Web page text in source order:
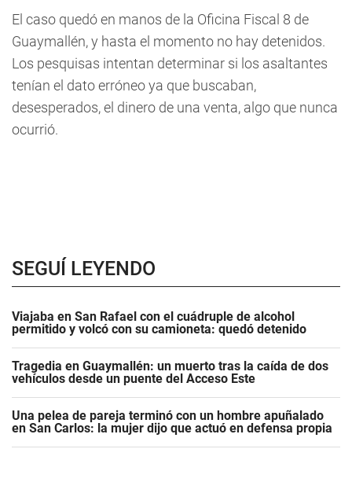
El caso quedó en manos de la Oficina Fiscal 8 de
Guaymallén, y hasta el momento no hay detenidos.
Los pesquisas intentan determinar si los asaltantes
tenían el dato erróneo ya que buscaban,
desesperados, el dinero de una venta, algo que nunca
ocurrió.
SEGUÍ LEYENDO
Viajaba en San Rafael con el cuádruple de alcohol
permitido y volcó con su camioneta: quedó detenido
Tragedia en Guaymallén: un muerto tras la caída de dos
vehículos desde un puente del Acceso Este
Una pelea de pareja terminó con un hombre apuñalado
en San Carlos: la mujer dijo que actuó en defensa propia